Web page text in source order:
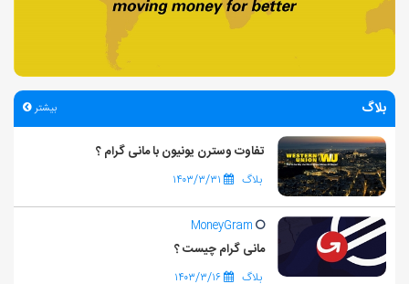
بلاگ بیشتر
تفاوت وسترن یونیون با مانی گرام ؟
بلاگ ۱۴۰۳/۳/۳۱
MoneyGram
مانی گرام چیست ؟
بلاگ ۱۴۰۳/۳/۱۶